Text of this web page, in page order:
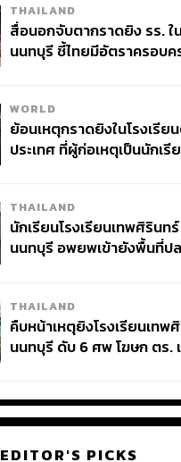
THAILAND
สื่อนอกจับตากราดยิง รร. ใ
นนทบุรี ชี้ไทยมีอัตราครอบ
WORLD
ย้อนเหตุกราดยิงในโรงเรีย
ประเทศ ที่ผู้ก่อเหตุเป็นนักเรี
THAILAND
นักเรียนโรงเรียนเทพศิรินทร์
นนทบุรี อพยพเข้ายังพื้นที่ป
THAILAND
คืบหน้าเหตุยิงโรงเรียนเทพ
นนทบุรี ดับ 6 ศพ โฆษก ตร.
EDITOR'S PICKS